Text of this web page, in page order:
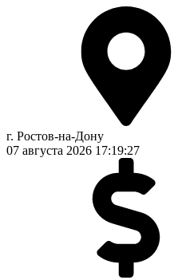
г. Ростов-на-Дону
07 августа 2026 17:19:28